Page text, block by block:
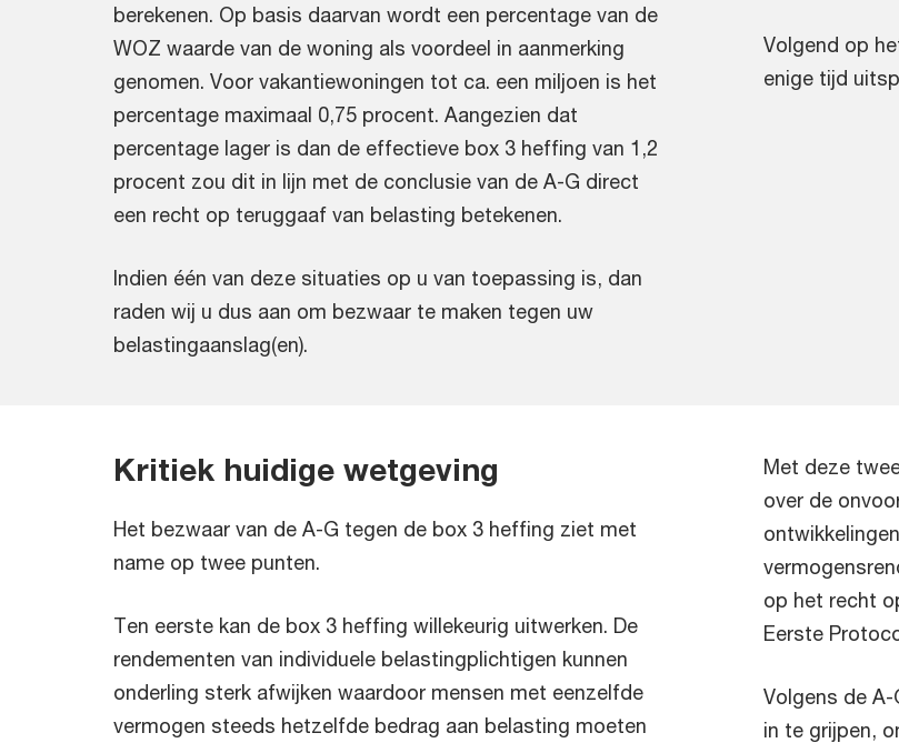
berekenen. Op basis daarvan wordt een percentage van de
WOZ waarde van de woning als voordeel in aanmerking
genomen. Voor vakantiewoningen tot ca. een miljoen is het
percentage maximaal 0,75 procent. Aangezien dat
percentage lager is dan de effectieve box 3 heffing van 1,2
procent zou dit in lijn met de conclusie van de A-G direct
een recht op teruggaaf van belasting betekenen.
Indien één van deze situaties op u van toepassing is, dan
raden wij u dus aan om bezwaar te maken tegen uw
belastingaanslag(en).
Volgend op
enige tijd
Kritiek huidige wetgeving
Het bezwaar van de A-G tegen de box 3 heffing ziet met
name op twee punten.
Ten eerste kan de box 3 heffing willekeurig uitwerken. De
rendementen van individuele belastingplichtigen kunnen
onderling sterk afwijken waardoor mensen met eenzelfde
vermogen steeds hetzelfde bedrag aan belasting moeten
Met deze
over de
op het recht
Eerste
Volgens de
in te grijpen,